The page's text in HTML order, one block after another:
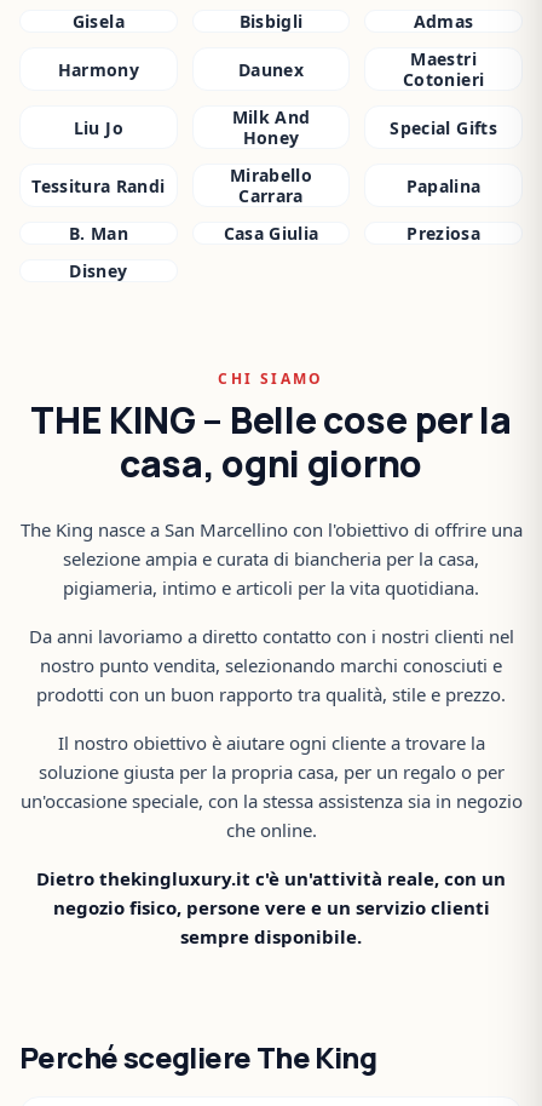
Gisela Bisbigli Admas
Harmony Daunex
Maestri
Cotonieri
Liu Jo
Milk And
Honey
Special Gifts
Tessitura Randi
Mirabello
Carrara
Papalina
B. Man Casa Giulia
Preziosa
Disney
CHI SIAMO
THE KING – Belle cose per la
casa, ogni giorno
The King nasce a San Marcellino con l'obiettivo di offrire una
selezione ampia e curata di biancheria per la casa,
pigiameria, intimo e articoli per la vita quotidiana.
Da anni lavoriamo a diretto contatto con i nostri clienti nel
nostro punto vendita, selezionando marchi conosciuti e
prodotti con un buon rapporto tra qualità, stile e prezzo.
Il nostro obiettivo è aiutare ogni cliente a trovare la
soluzione giusta per la propria casa, per un regalo o per
un'occasione speciale, con la stessa assistenza sia in negozio
che online.
Dietro thekingluxury.it c'è un'attività reale, con un
negozio fisico, persone vere e un servizio clienti
sempre disponibile.
Perché scegliere The King